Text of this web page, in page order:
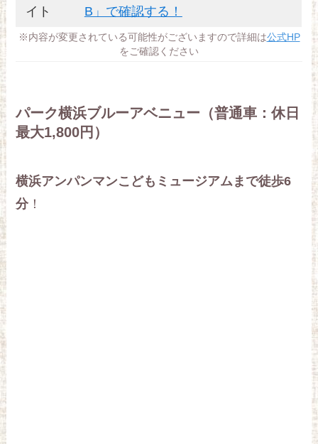
イト
B」で確認する！
※内容が変更されている可能性がございますので詳細は公式HP
をご確認ください
パーク横浜ブルーアベニュー（普通車：休日
最大1,800円）
横浜アンパンマンこどもミュージアムまで徒歩6
分！